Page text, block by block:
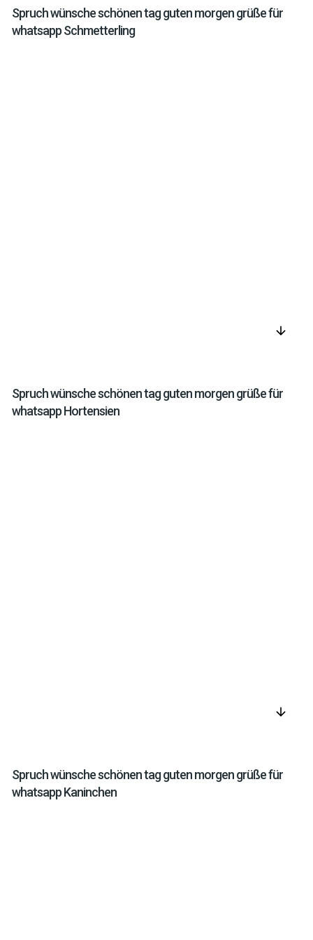
Spruch wünsche schönen tag guten morgen grüße für
whatsapp Schmetterling
arrow_downward
Spruch wünsche schönen tag guten morgen grüße für
whatsapp Hortensien
arrow_downward
Spruch wünsche schönen tag guten morgen grüße für
whatsapp Kaninchen